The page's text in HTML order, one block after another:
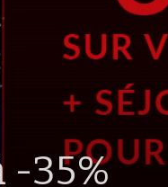
-35%